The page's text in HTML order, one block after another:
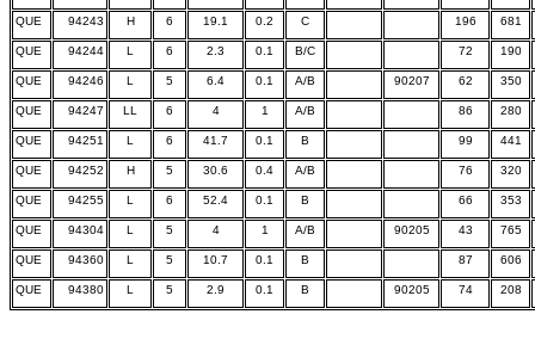
QUE 94243 H 6 19.1 0.2 C 196 681
QUE 94244 L 6 2.3 0.1 B/C 72 190
QUE 94246 L 5 6.4 0.1 A/B 90207 62 350
QUE 94247 LL 6 4 1 A/B 86 280
QUE 94251 L 6 41.7 0.1 B 99 441
QUE 94252 H 5 30.6 0.4 A/B 76 320
QUE 94255 L 6 52.4 0.1 B 66 353
QUE 94304 L 5 4 1 A/B 90205 43 765
QUE 94360 L 5 10.7 0.1 B 87 606
QUE 94380 L 5 2.9 0.1 B 90205 74 208